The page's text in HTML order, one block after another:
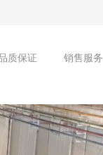
质保证 销售服务